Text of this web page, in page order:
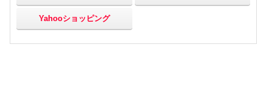
Yahooショッピング